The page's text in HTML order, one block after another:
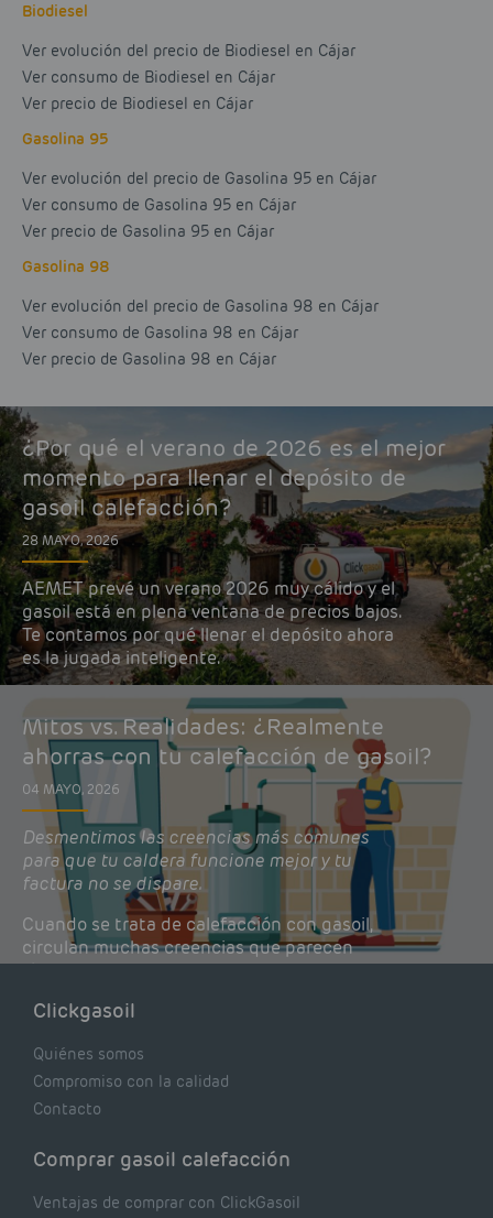
Biodiesel
Ver evolución del precio de Biodiesel en Cájar
Ver consumo de Biodiesel en Cájar
Ver precio de Biodiesel en Cájar
Gasolina 95
Ver evolución del precio de Gasolina 95 en Cájar
Ver consumo de Gasolina 95 en Cájar
Ver precio de Gasolina 95 en Cájar
Gasolina 98
Ver evolución del precio de Gasolina 98 en Cájar
Ver consumo de Gasolina 98 en Cájar
Ver precio de Gasolina 98 en Cájar
¿Por qué el verano de 2026 es el mejor
momento para llenar el depósito de
gasoil calefacción?
28 MAYO, 2026
AEMET prevé un verano 2026 muy cálido y el
gasoil está en plena ventana de precios bajos.
Te contamos por qué llenar el depósito ahora
es la jugada inteligente.
Mitos vs. Realidades: ¿Realmente
ahorras con tu calefacción de gasoil?
04 MAYO, 2026
Desmentimos las creencias más comunes
para que tu caldera funcione mejor y tu
factura no se dispare.
Cuando se trata de calefacción con gasoil,
circulan muchas creencias que parecen
lógicas pero que, en realidad, pueden estar
de tu caldera. Pocas se contrastan con lo que
Clickgasoil
Quiénes somos
Compromiso con la calidad
Contacto
Comprar gasoil calefacción
Ventajas de comprar con ClickGasoil